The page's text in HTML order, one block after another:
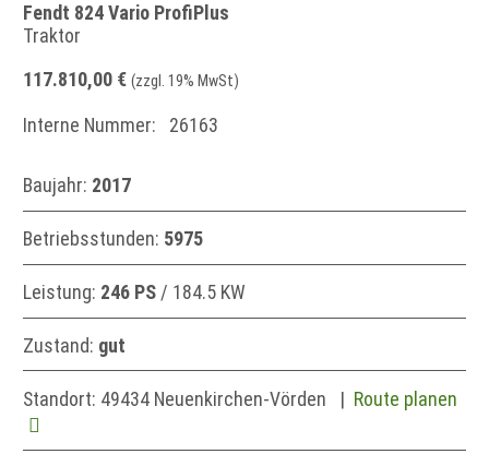
Fendt 824 Vario ProfiPlus
Traktor
117.810,00 € (zzgl. 19% MwSt)
Interne Nummer: 26163
Baujahr: 2017
Betriebsstunden: 5975
Leistung: 246 PS / 184.5 KW
Zustand: gut
Standort: 49434 Neuenkirchen-Vörden | Route planen